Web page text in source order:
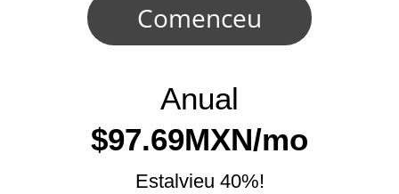
Comenceu
Anual
$97.69MXN/mo
Estalvieu 40%!